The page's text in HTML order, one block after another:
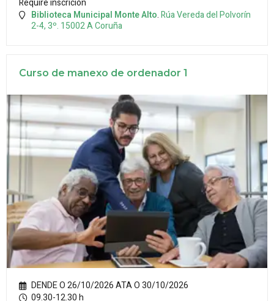
Require inscrición
Biblioteca Municipal Monte Alto.Rúa Vereda del Polvorín
2-4, 3º. 15002A Coruña
Curso de manexo de ordenador 1
DENDE O 26/10/2026 ATA O 30/10/2026
09.30-12.30 h